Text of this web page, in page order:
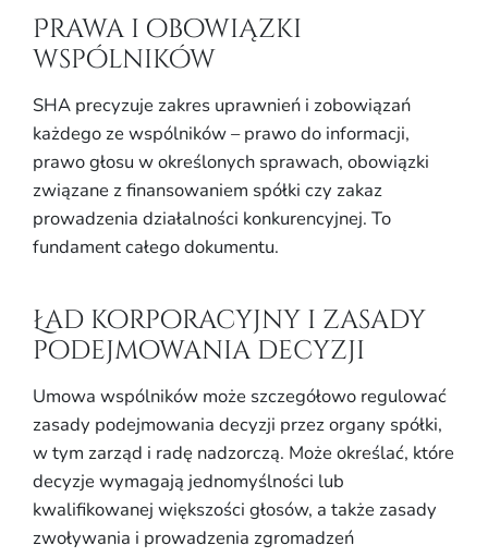
Prawa i obowiązki
wspólników
SHA precyzuje zakres uprawnień i zobowiązań
każdego ze wspólników – prawo do informacji,
prawo głosu w określonych sprawach, obowiązki
związane z finansowaniem spółki czy zakaz
prowadzenia działalności konkurencyjnej. To
fundament całego dokumentu.
Ład korporacyjny i zasady
podejmowania decyzji
Umowa wspólników może szczegółowo regulować
zasady podejmowania decyzji przez organy spółki,
w tym zarząd i radę nadzorczą. Może określać, które
decyzje wymagają jednomyślności lub
kwalifikowanej większości głosów, a także zasady
zwoływania i prowadzenia zgromadzeń